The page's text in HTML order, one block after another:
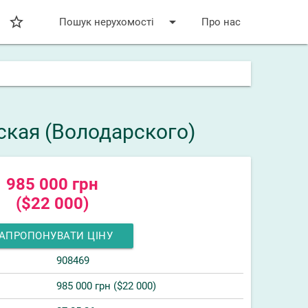
star_bordered arrow_drop_down
Пошук нерухомості Про нас
(Володарского)
985 000 грн
($22 000)
ЦІНУ
908469
985 000 грн ($22 000)